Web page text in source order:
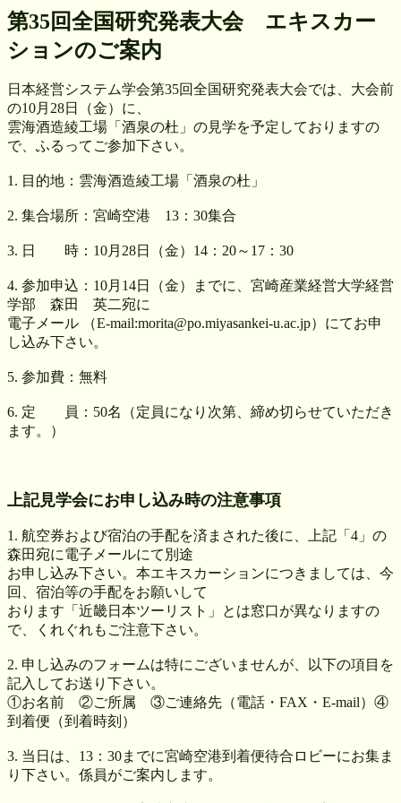
第35回全国研究発表大会 エキスカー
ションのご案内
日本経営システム学会第35回全国研究発表大会では、大会前
の10月28日（金）に、
雲海酒造綾工場「酒泉の杜」の見学を予定しておりますの
で、ふるってご参加下さい。
1. 目的地：雲海酒造綾工場「酒泉の杜」
2. 集合場所：宮崎空港 13：30集合
3. 日 時：10月28日（金）14：20～17：30
4. 参加申込：10月14日（金）までに、宮崎産業経営大学経営
学部 森田 英二宛に
電子メール （E-mail:morita@po.miyasankei-u.ac.jp）にてお申
し込み下さい。
5. 参加費：無料
6. 定 員：50名（定員になり次第、締め切らせていただき
ます。）
上記見学会にお申し込み時の注意事項
1. 航空券および宿泊の手配を済まされた後に、上記「4」の
森田宛に電子メールにて別途
お申し込み下さい。本エキスカーションにつきましては、今
回、宿泊等の手配をお願いして
おります「近畿日本ツーリスト」とは窓口が異なりますの
で、くれぐれもご注意下さい。
2. 申し込みのフォームは特にございませんが、以下の項目を
記入してお送り下さい。
①お名前 ②ご所属 ③ご連絡先（電話・FAX・E-mail）④
到着便（到着時刻）
3. 当日は、13：30までに宮崎空港到着便待合ロビーにお集ま
り下さい。係員がご案内します。